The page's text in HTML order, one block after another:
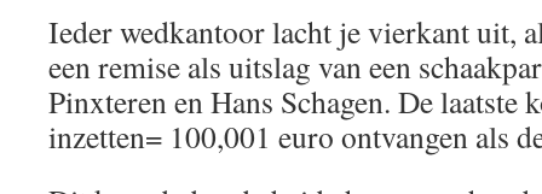
Ieder wedkantoor lacht je vierkant uit,
een remise als uitslag van een
Pinxteren en Hans Schagen. De laatste
inzetten= 100,001 euro ontvangen als